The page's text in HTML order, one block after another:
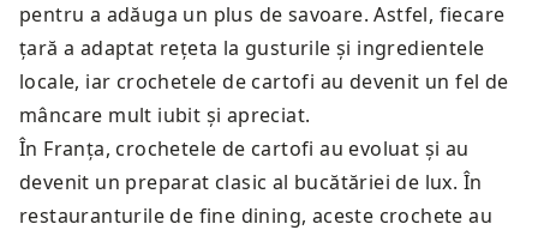
pentru a adăuga un plus de savoare. Astfel, fiecare
țară a adaptat rețeta la gusturile și ingredientele
locale, iar crochetele de cartofi au devenit un fel de
mâncare mult iubit și apreciat.
În Franța, crochetele de cartofi au evoluat și au
devenit un preparat clasic al bucătăriei de lux. În
restauranturile de fine dining, aceste crochete au